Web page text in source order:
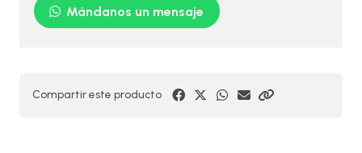
Mándanos un mensaje
Compartir este producto